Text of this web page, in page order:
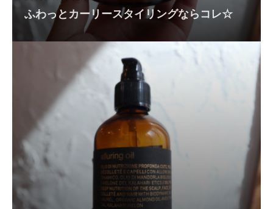
ふわっとカーリースタイリングならコレ☆